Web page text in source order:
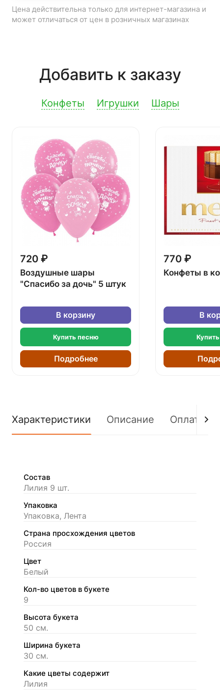
Цена действительна только для интернет-магазина и
может отличаться от цен в розничных магазинах
Добавить к заказу
Конфеты Игрушки Шары
720 ₽
Воздушные шары
"Спасибо за дочь" 5 штук
В корзину
Купить песню
Подробнее
770 ₽
Конфеты в
В
Характеристики Описание Оплата
Состав
Лилия 9 шт.
Упаковка
Упаковка, Лента
Страна просхождения цветов
Россия
Цвет
Белый
Кол-во цветов в букете
9
Высота букета
50 см.
Ширина букета
30 см.
Какие цветы содержит
Лилия